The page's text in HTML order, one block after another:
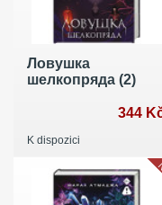
Ловушка
шелкопряда (2)
344
K dispozici